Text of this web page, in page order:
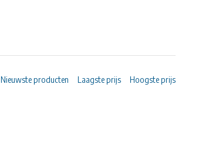
Nieuwste producten Laagste prijs Hoogste prijs